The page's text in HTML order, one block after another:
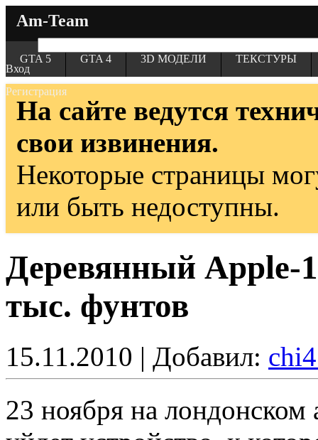
Am-Team
Вход
Регистрация
GTA 5 GTA 4 3D МОДЕЛИ ТЕКСТУРЫ
На сайте ведутся
свои извинения.
Некоторые страницы
или быть недоступны.
Деревянный Apple-1
тыс. фунтов
15.11.2010 | Добавил:
23 ноября на лондонском